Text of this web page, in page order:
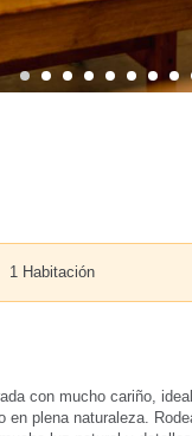
1 Habitación
con mucho cariño,
plena naturaleza.